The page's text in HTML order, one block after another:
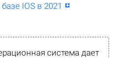
IOS в 2021
система дает